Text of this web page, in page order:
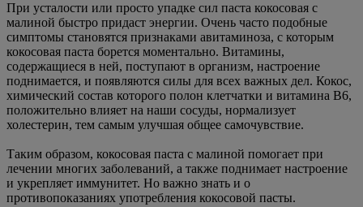
При усталости или просто упадке сил паста кокосовая с
малиной быстро придаст энергии. Очень часто подобные
симптомы становятся признаками авитаминоза, с которым
кокосовая паста борется моментально. Витамины,
содержащиеся в ней, поступают в организм, настроение
поднимается, и появляются силы для всех важных дел. Кокос,
химический состав которого полон клетчатки и витамина В6,
положительно влияет на наши сосуды, нормализует
холестерин, тем самым улучшая общее самочувствие.
Таким образом, кокосовая паста с малиной помогает при
лечении многих заболеваний, а также поднимает настроение
и укрепляет иммунитет. Но важно знать и о
противопоказаниях употребления кокосовой пасты.